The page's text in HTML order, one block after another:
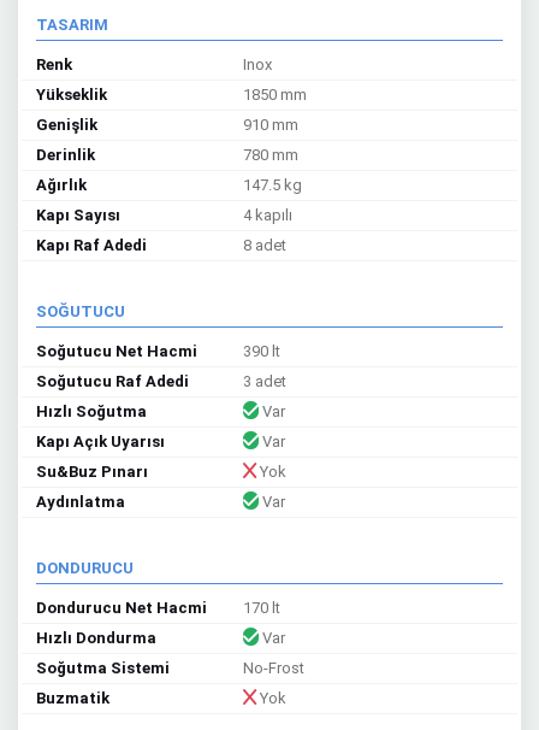
TASARIM
Renk
Inox
Yükseklik
1850 mm
Genişlik
910 mm
Derinlik
780 mm
Ağırlık
147.5 kg
Kapı Sayısı
4 kapılı
Kapı Raf Adedi
8 adet
SOĞUTUCU
Soğutucu Net Hacmi
390 lt
Soğutucu Raf Adedi
3 adet
Hızlı Soğutma
Var
Kapı Açık Uyarısı
Var
Su&Buz Pınarı
Yok
Aydınlatma
Var
DONDURUCU
Dondurucu Net Hacmi
170 lt
Hızlı Dondurma
Var
Soğutma Sistemi
No-Frost
Buzmatik
Yok